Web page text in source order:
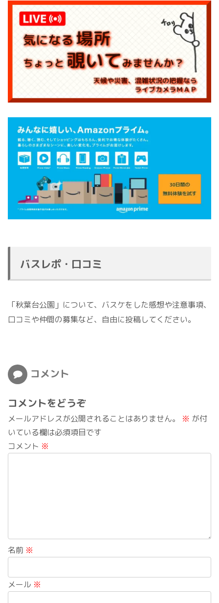
バスレポ・口コミ
「秋葉台公園」について、バスケをした感想や注意事項、
口コミや仲間の募集など、自由に投稿してください。
コメント
コメントをどうぞ
メールアドレスが公開されることはありません。 ※ が付
いている欄は必須項目です
コメント ※
名前 ※
メール ※